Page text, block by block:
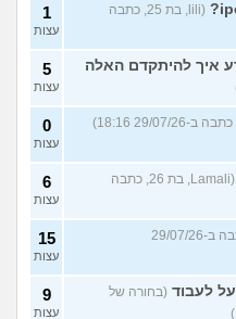
(lili, בת 25, כתבה
1
עצות
איך להיתקדם האלה 5
עצות
0
עצות
(Lamali, בת 26, כתבה
6
עצות
(אנונימית, בת 25, כתבה ב-29/07/26
15
עצות
לעבוד (בחורה של
9
עצות